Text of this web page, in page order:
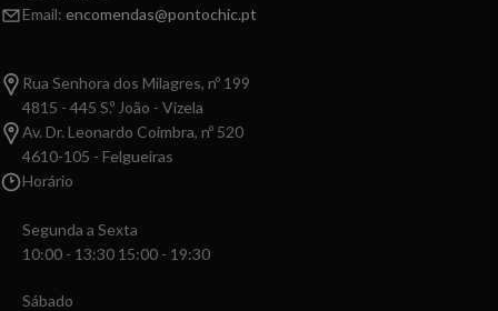
Email: encomendas@pontochic.pt
Rua Senhora dos Milagres, nº 199
4815 - 445 S.º João - Vizela
Av. Dr. Leonardo Coimbra, nº 520
4610-105 - Felgueiras
Horário
Segunda a Sexta
10:00 - 13:30 15:00 - 19:30
Sábado